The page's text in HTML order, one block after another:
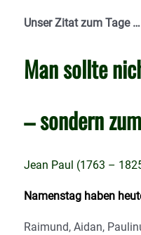
Unser Zitat zum Tage …
Man sollte
– sondern
Jean Paul (1763 –
Namenstag haben
Raimund, Aidan,